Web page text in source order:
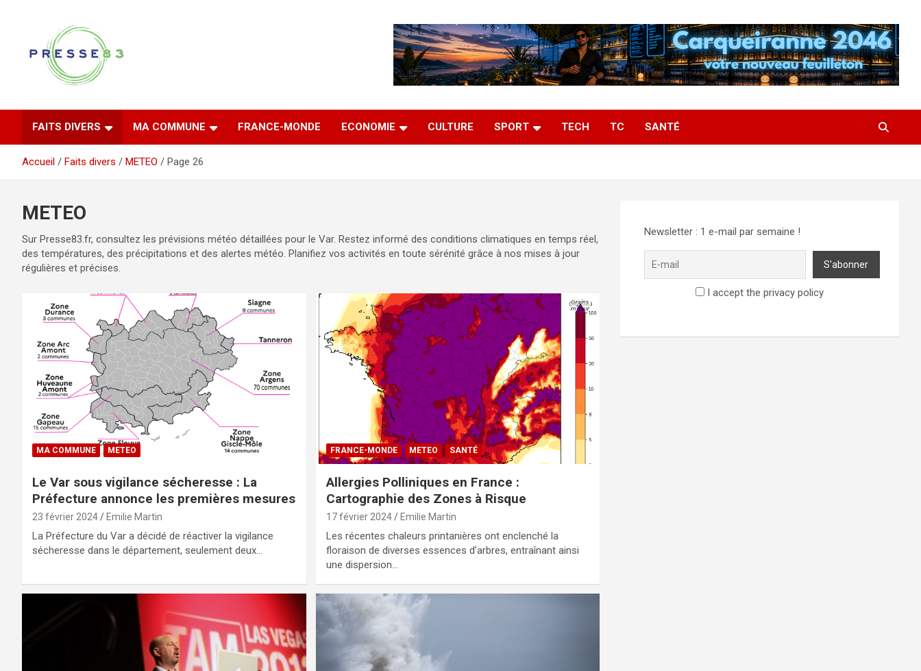
Presse 83
FAITS DIVERS MA COMMUNE FRANCE-MONDE ECONOMIE CULTURE SPORT TECH TC SANTÉ
Accueil Faits divers METEO Page 26
METEO
Sur Presse83.fr, consultez les prévisions météo détaillées pour le Var. Restez informé des conditions climatiques en temps réel,
des températures, des précipitations et des alertes météo. Planifiez vos activités en toute sérénité grâce à nos mises à jour
régulières et précises.
MA COMMUNE METEO
Le Var sous vigilance sécheresse : La
Préfecture annonce les premières mesures
23 février 2024 Emilie Martin
La Préfecture du Var a décidé de réactiver la vigilance
sécheresse dans le département, seulement deux…
FRANCE-MONDE METEO SANTÉ
Allergies Polliniques en France :
Cartographie des Zones à Risque
17 février 2024 Emilie Martin
Les récentes chaleurs printanières ont enclenché la
floraison de diverses essences d’arbres, entraînant ainsi
une dispersion…
Newsletter : 1 e-mail par semaine !
I accept the privacy policy